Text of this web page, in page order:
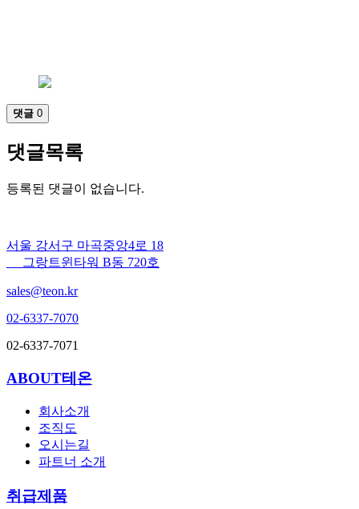
댓글 0
댓글목록
등록된 댓글이 없습니다.
서울 강서구 마곡중앙4로 18
그랑트윈타워 B동 720호
sales@teon.kr
02-6337-7070
02-6337-7071
ABOUT테온
회사소개
조직도
오시는길
파트너 소개
취급제품